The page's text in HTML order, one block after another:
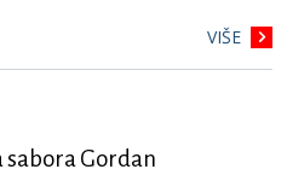
VIŠE
Gordan